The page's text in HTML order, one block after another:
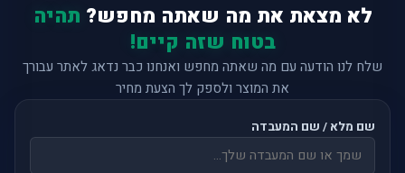
לא מצאת את מה שאתה מחפש? תהיה
בטוח שזה קיים!
שלח לנו הודעה עם מה שאתה מחפש ואנחנו כבר נדאג לאתר עבורך
את המוצר ולספק לך הצעת מחיר
שם מלא / שם המעבדה